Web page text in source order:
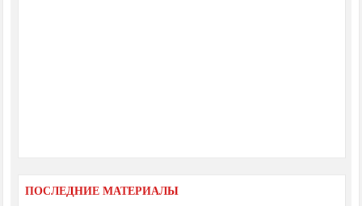
ПОСЛЕДНИЕ МАТЕРИАЛЫ